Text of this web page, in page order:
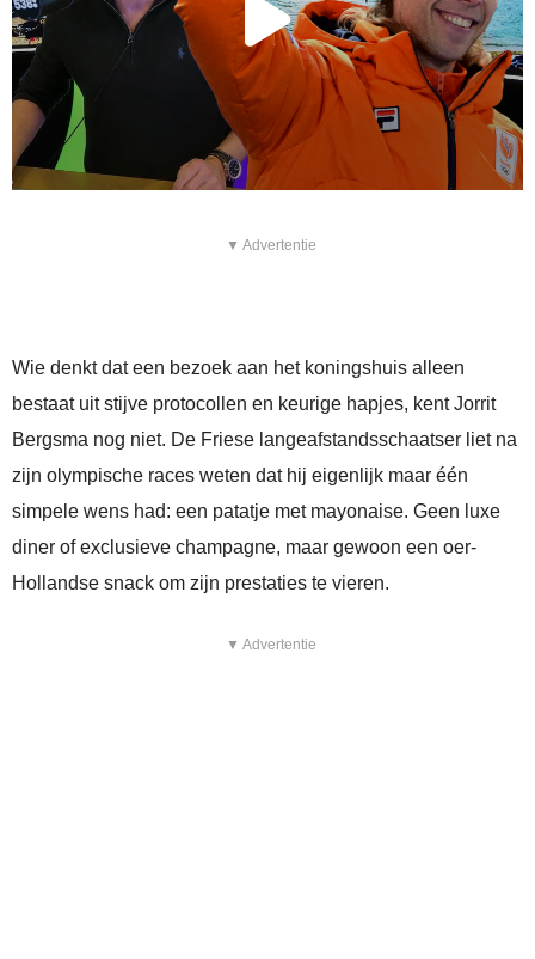
▼ Advertentie
Wie denkt dat een bezoek aan het koningshuis alleen
bestaat uit stijve protocollen en keurige hapjes, kent Jorrit
Bergsma nog niet. De Friese langeafstandsschaatser liet na
zijn olympische races weten dat hij eigenlijk maar één
simpele wens had: een patatje met mayonaise. Geen luxe
diner of exclusieve champagne, maar gewoon een oer-
Hollandse snack om zijn prestaties te vieren.
▼ Advertentie